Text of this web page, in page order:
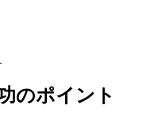
のポイント